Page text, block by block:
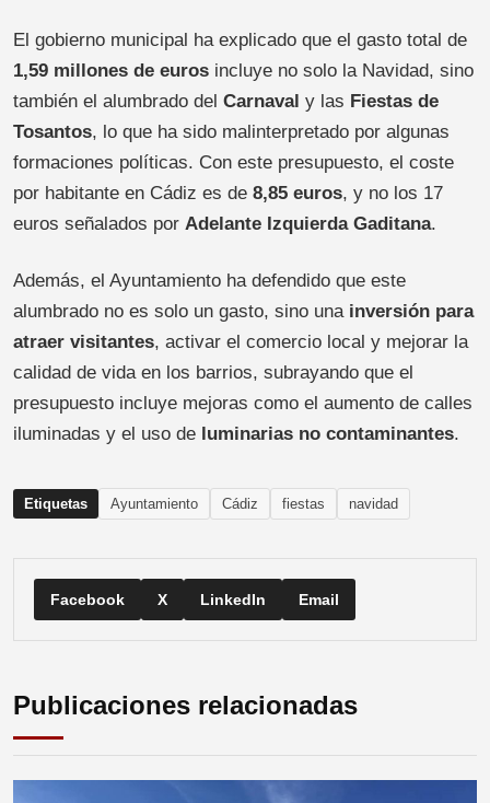
El gobierno municipal ha explicado que el gasto total de
1,59 millones de euros incluye no solo la Navidad, sino
también el alumbrado del Carnaval y las Fiestas de
Tosantos, lo que ha sido malinterpretado por algunas
formaciones políticas. Con este presupuesto, el coste
por habitante en Cádiz es de 8,85 euros, y no los 17
euros señalados por Adelante Izquierda Gaditana.
Además, el Ayuntamiento ha defendido que este
alumbrado no es solo un gasto, sino una inversión para
atraer visitantes, activar el comercio local y mejorar la
calidad de vida en los barrios, subrayando que el
presupuesto incluye mejoras como el aumento de calles
iluminadas y el uso de luminarias no contaminantes.
Etiquetas Ayuntamiento Cádiz fiestas navidad
Facebook X LinkedIn Email
Publicaciones relacionadas